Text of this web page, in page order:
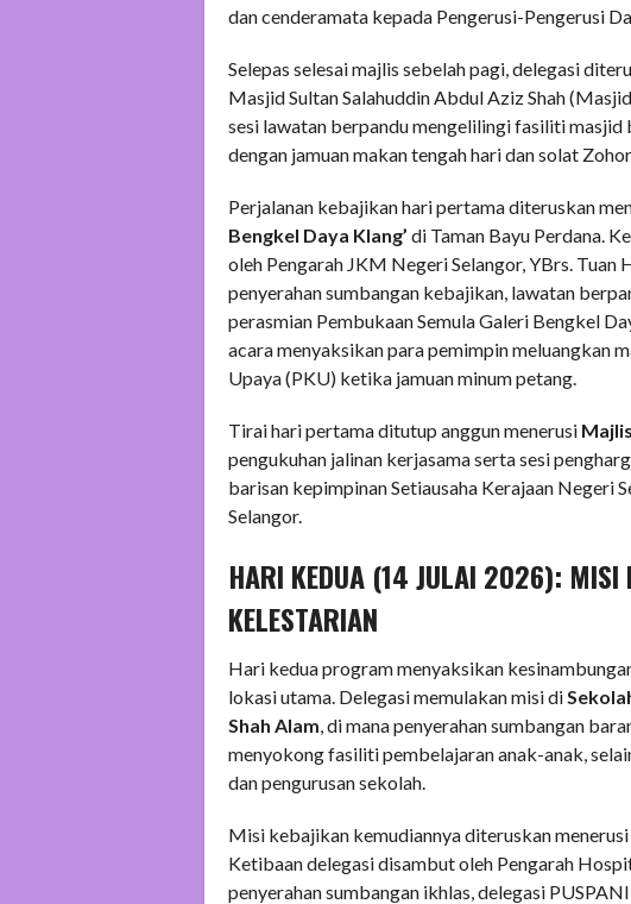
dan cenderamata kepada Pengerusi-Pengerusi
Selepas selesai majlis sebelah pagi, delegasi
Masjid Sultan Salahuddin Abdul Aziz Shah
sesi lawatan berpandu mengelilingi fasiliti masjid
dengan jamuan makan tengah hari dan solat
Perjalanan kebajikan hari pertama diteruskan
Bengkel Daya Klang’ di Taman Bayu Perdana.
oleh Pengarah JKM Negeri Selangor, YBrs. Tuan
penyerahan sumbangan kebajikan, lawatan
perasmian Pembukaan Semula Galeri Bengkel
acara menyaksikan para pemimpin meluangkan
Upaya (PKU) ketika jamuan minum petang.
Tirai hari pertama ditutup anggun menerusi
pengukuhan jalinan kerjasama serta sesi
barisan kepimpinan Setiausaha Kerajaan Negeri
Selangor.
HARI KEDUA (14 JULAI 2026): MISI
KELESTARIAN
Hari kedua program menyaksikan
lokasi utama. Delegasi memulakan misi di
Shah Alam , di mana penyerahan sumbangan
menyokong fasiliti pembelajaran anak-anak,
dan pengurusan sekolah.
Misi kebajikan kemudiannya diteruskan
Ketibaan delegasi disambut oleh Pengarah
penyerahan sumbangan ikhlas, delegasi